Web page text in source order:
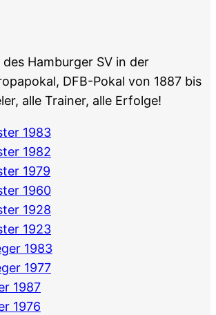
Hamburger SV in der
DFB-Pokal von 1887 bis
alle Trainer, alle Erfolge!
1983
1982
1979
1960
1928
1923
1983
1977
1987
1976